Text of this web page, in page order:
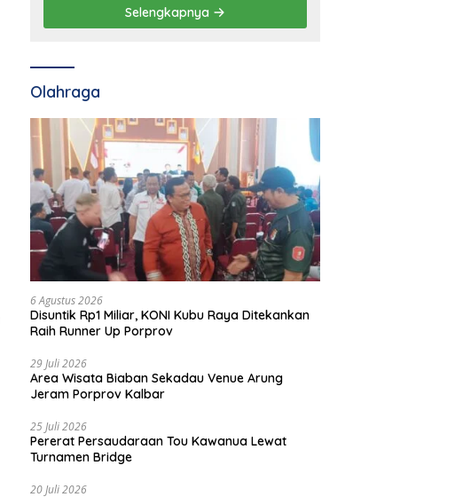
Selengkapnya
Olahraga
6 Agustus 2026
Disuntik Rp1 Miliar, KONI Kubu Raya Ditekankan
Raih Runner Up Porprov
29 Juli 2026
Area Wisata Biaban Sekadau Venue Arung
Jeram Porprov Kalbar
25 Juli 2026
Pererat Persaudaraan Tou Kawanua Lewat
Turnamen Bridge
20 Juli 2026